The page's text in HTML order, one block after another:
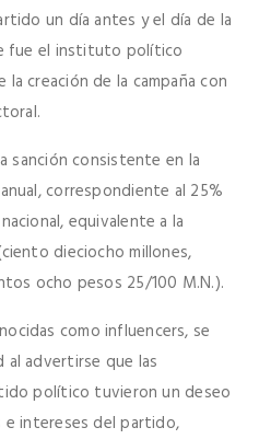
un día antes y el día de la
fue el instituto político
creación de la campaña con
sanción consistente en la
correspondiente al 25%
equivalente a la
dieciocho millones,
ocho pesos 25/100 M.N.).
como influencers, se
al advertirse que las
político tuvieron un deseo
e intereses del partido,